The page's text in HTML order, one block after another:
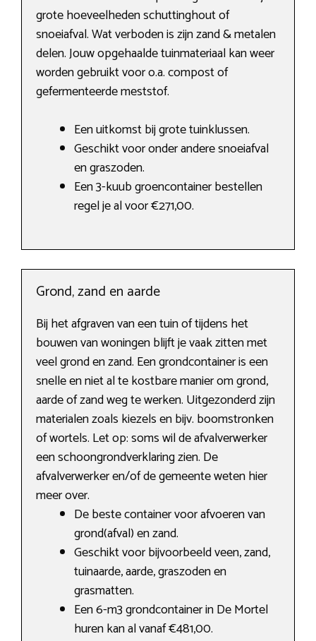
grote hoeveelheden schuttinghout of
snoeiafval. Wat verboden is zijn zand & metalen
delen. Jouw opgehaalde tuinmateriaal kan weer
worden gebruikt voor o.a. compost of
gefermenteerde meststof.
Een uitkomst bij grote tuinklussen.
Geschikt voor onder andere snoeiafval
en graszoden.
Een 3-kuub groencontainer bestellen
regel je al voor €271,00.
Grond, zand en aarde
Bij het afgraven van een tuin of tijdens het
bouwen van woningen blijft je vaak zitten met
veel grond en zand. Een grondcontainer is een
snelle en niet al te kostbare manier om grond,
aarde of zand weg te werken. Uitgezonderd zijn
materialen zoals kiezels en bijv. boomstronken
of wortels. Let op: soms wil de afvalverwerker
een schoongrondverklaring zien. De
afvalverwerker en/of de gemeente weten hier
meer over.
De beste container voor afvoeren van
grond(afval) en zand.
Geschikt voor bijvoorbeeld veen, zand,
tuinaarde, aarde, graszoden en
grasmatten.
Een 6-m3 grondcontainer in De Mortel
huren kan al vanaf €481,00.